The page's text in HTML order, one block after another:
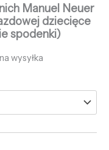
Manuel Neuer
dziecięce
spodenki)
wysyłka